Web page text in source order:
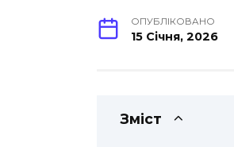
ОПУБЛІКОВАНО
15 Січня, 2026
Зміст